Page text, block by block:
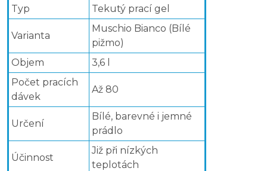
Typ
Tekutý prací gel
Varianta
Muschio Bianco (Bílé
pižmo)
Objem
3,6 l
Počet pracích
dávek
Až 80
Určení
Bílé, barevné i jemné
prádlo
Účinnost
Již při nízkých
teplotách